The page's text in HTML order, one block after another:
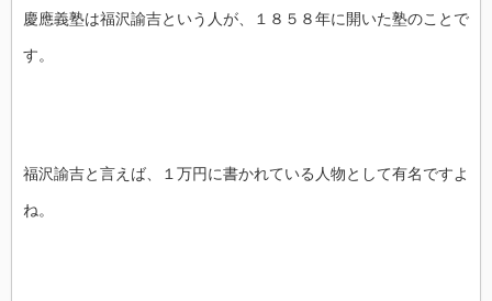
慶應義塾は福沢諭吉という人が、１８５８年に開いた塾のことで
す。
福沢諭吉と言えば、１万円に書かれている人物として有名ですよ
ね。